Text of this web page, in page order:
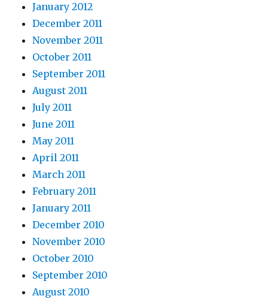
January 2012
December 2011
November 2011
October 2011
September 2011
August 2011
July 2011
June 2011
May 2011
April 2011
March 2011
February 2011
January 2011
December 2010
November 2010
October 2010
September 2010
August 2010